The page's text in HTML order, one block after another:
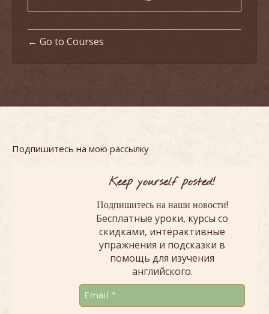
Go to Courses
Подпишитесь на мою рассылку
Keep yourself posted!
Подпишитесь на наши новости!
Бесплатные уроки, курсы со
скидками, интерактивные
упражнения и подсказки в
помощь для изучения
английского.